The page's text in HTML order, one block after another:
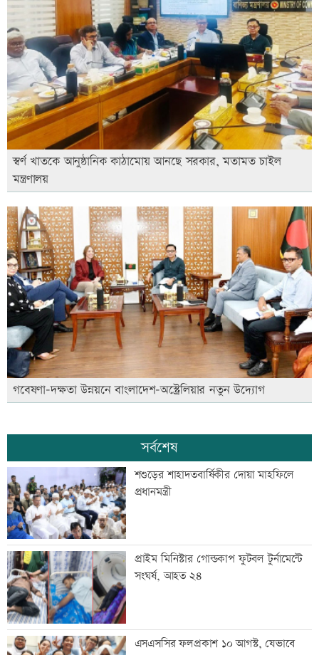
স্বর্ণ খাতকে আনুষ্ঠানিক কাঠামোয় আনছে সরকার, মতামত চাইল
মন্ত্রণালয়
গবেষণা-দক্ষতা উন্নয়নে বাংলাদেশ-অস্ট্রেলিয়ার নতুন উদ্যোগ
সর্বশেষ
শশুড়ের শাহাদতবার্ষিকীর দোয়া মাহফিলে
প্রধানমন্ত্রী
প্রাইম মিনিস্টার গোল্ডকাপ ফুটবল টুর্নামেন্টে
সংঘর্ষ, আহত ২৪
এসএসসির ফলপ্রকাশ ১০ আগস্ট, যেভাবে